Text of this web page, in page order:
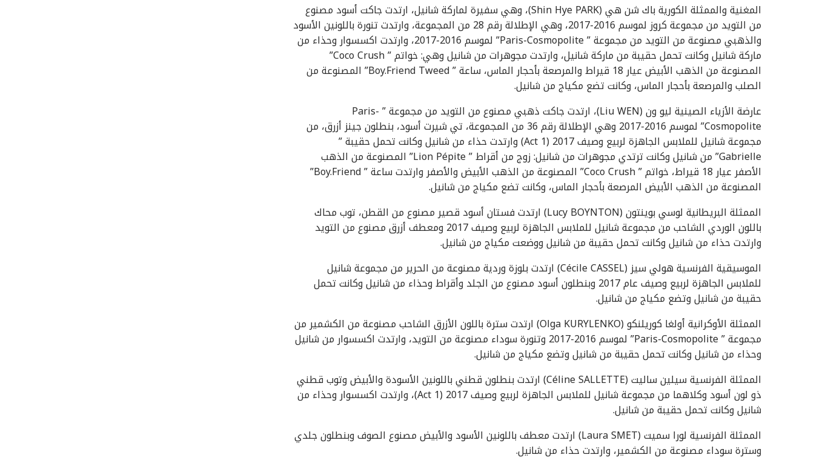
المغنية والممثلة الكورية باك شن هي (Shin Hye PARK)، وهي سفيرة لماركة شانيل، ارتدت جاكت أسود مصنوع
من التويد من مجموعة كروز لموسم 2016-2017، وهي الإطلالة رقم 28 من المجموعة، وارتدت تنورة باللونين الأسود
والذهبي مصنوعة من التويد من مجموعة ” Paris-Cosmopolite” لموسم 2016-2017، وارتدت اكسسوار وحذاء من
ماركة شانيل وكانت تحمل حقيبة من ماركة شانيل، وارتدت مجوهرات من شانيل وهي: خواتم ” Coco Crush”
المصنوعة من الذهب الأبيض عيار 18 قيراط والمرصعة بأحجار الماس، ساعة ” Boy.Friend Tweed” المصنوعة من
الصلب والمرصعة بأحجار الماس، وكانت تضع مكياج من شانيل.
عارضة الأزياء الصينية ليو ون (Liu WEN)، ارتدت جاكت ذهبي مصنوع من التويد من مجموعة ” Paris-
Cosmopolite” لموسم 2016-2017 وهي الإطلالة رقم 36 من المجموعة، تي شيرت أسود، بنطلون جينز أزرق، من
مجموعة شانيل للملابس الجاهزة لربيع وصيف 2017 (Act 1) وارتدت حذاء من شانيل وكانت تحمل حقيبة ”
Gabrielle” من شانيل وكانت ترتدي مجوهرات من شانيل: زوج من أقراط ” Lion Pépite” المصنوعة من الذهب
الأصفر عيار 18 قيراط، خواتم ” Coco Crush” المصنوعة من الذهب الأبيض والأصفر وارتدت ساعة ” Boy.Friend”
المصنوعة من الذهب الأبيض المرصعة بأحجار الماس، وكانت تضع مكياج من شانيل.
الممثلة البريطانية لوسي بوينتون (Lucy BOYN­TON) ارتدت فستان أسود قصير مصنوع من القطن، توب محاك
باللون الوردي الشاحب من مجموعة شانيل للملابس الجاهزة لربيع وصيف 2017 ومعطف أزرق مصنوع من التويد
وارتدت حذاء من شانيل وكانت تحمل حقيبة من شانيل ووضعت مكياج من شانيل.
الموسيقية الفرنسية هولي سيز (Cécile CASSEL) ارتدت بلوزة وردية مصنوعة من الحرير من مجموعة شانيل
للملابس الجاهزة لربيع وصيف عام 2017 وبنطلون أسود مصنوع من الجلد وأقراط وحذاء من شانيل وكانت تحمل
حقيبة من شانيل وتضع مكياج من شانيل.
الممثلة الأوكرانية أولغا كوريلنكو (Olga KURYLENKO) ارتدت سترة باللون الأزرق الشاحب مصنوعة من الكشمير من
مجموعة ” Paris-Cosmopolite” لموسم 2016-2017 وتنورة سوداء مصنوعة من التويد، وارتدت اكسسوار من شانيل
وحذاء من شانيل وكانت تحمل حقيبة من شانيل وتضع مكياج من شانيل.
الممثلة الفرنسية سيلين ساليت (Céline SALLETTE) ارتدت بنطلون قطني باللونين الأسودة والأبيض وتوب قطني
ذو لون أسود وكلاهما من مجموعة شانيل للملابس الجاهزة لربيع وصيف 2017 (Act 1)، وارتدت اكسسوار وحذاء من
شانيل وكانت تحمل حقيبة من شانيل.
الممثلة الفرنسية لورا سميت (Laura SMET) ارتدت معطف باللونين الأسود والأبيض مصنوع الصوف وبنطلون جلدي
وسترة سوداء مصنوعة من الكشمير، وارتدت حذاء من شانيل.